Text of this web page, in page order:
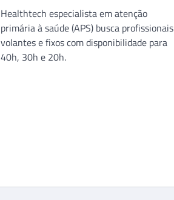
Healthtech especialista em atenção
primária à saúde (APS) busca profissionais
volantes e fixos com disponibilidade para
40h, 30h e 20h.